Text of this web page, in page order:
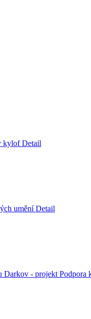
kylofDetail
uměníDetail
- projekt